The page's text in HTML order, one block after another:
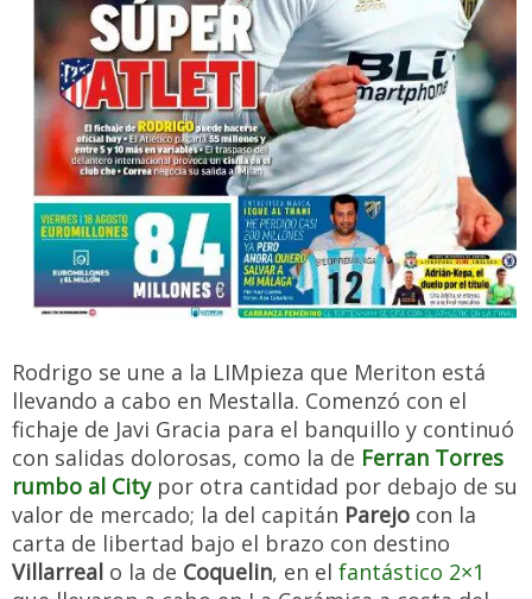
Rodrigo se une a la LIMpieza que Meriton está
llevando a cabo en Mestalla. Comenzó con el
fichaje de Javi Gracia para el banquillo y continuó
con salidas dolorosas, como la de Ferran Torres
rumbo al Citypor otra cantidad por debajo de su
valor de mercado; la del capitán Parejo con la
carta de libertad bajo el brazo con destino
Villarreal o la de Coquelin, en el fantástico 2×1